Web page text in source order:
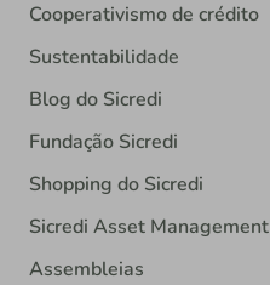
Cooperativismo de crédito
Sustentabilidade
Blog do Sicredi
Fundação Sicredi
Shopping do Sicredi
Sicredi Asset Management
Assembleias